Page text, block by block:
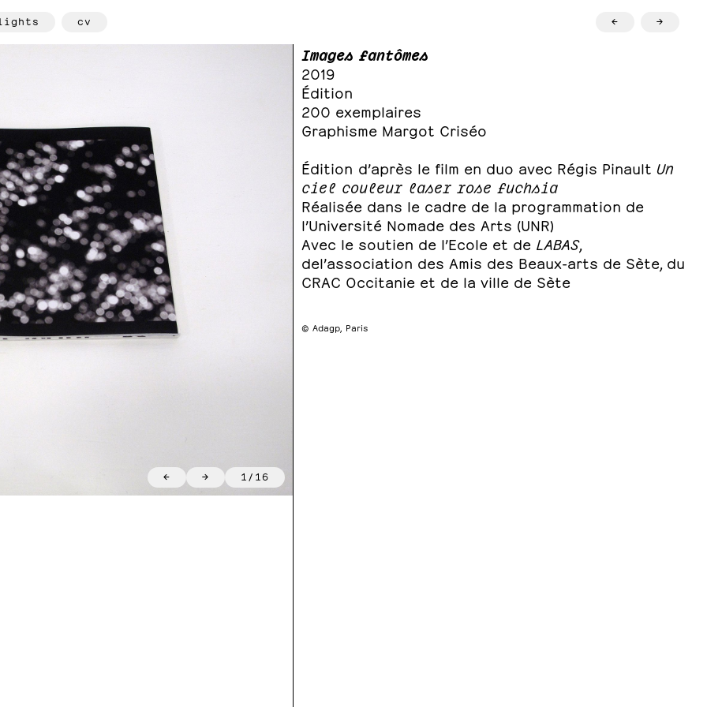
cv ← →
Images fantômes
2019
Édition
200 exemplaires
Graphisme Margot Criséo
Édition d’après le film en duo avec Régis Pinault Un
ciel couleur laser rose fuchsia
Réalisée dans le cadre de la programmation de
l’Université Nomade des Arts (UNR)
Avec le soutien de l’Ecole et de LABAS,
del’association des Amis des Beaux-arts de Sète, du
CRAC Occitanie et de la ville de Sète
© Adagp, Paris
← → 1 / 16